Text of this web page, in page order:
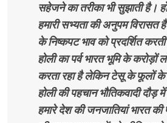
सहेजने का तरीका भी सुझाती है।
हमारी सभ्यता की अनुपम विरासत
के निष्कपट भाव को प्रदर्शित
होली का पर्व भारत भूमि के करोड़ों
करता रहा है लेकिन टेसू के फूलों के
होली की पहचान भौतिकवादी
हमारे देश की जनजातियां भारत की